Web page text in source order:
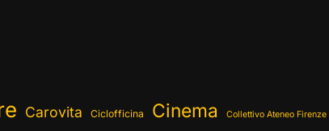
Carovita Ciclofficina Cinema Collettivo Ateneo Firenze